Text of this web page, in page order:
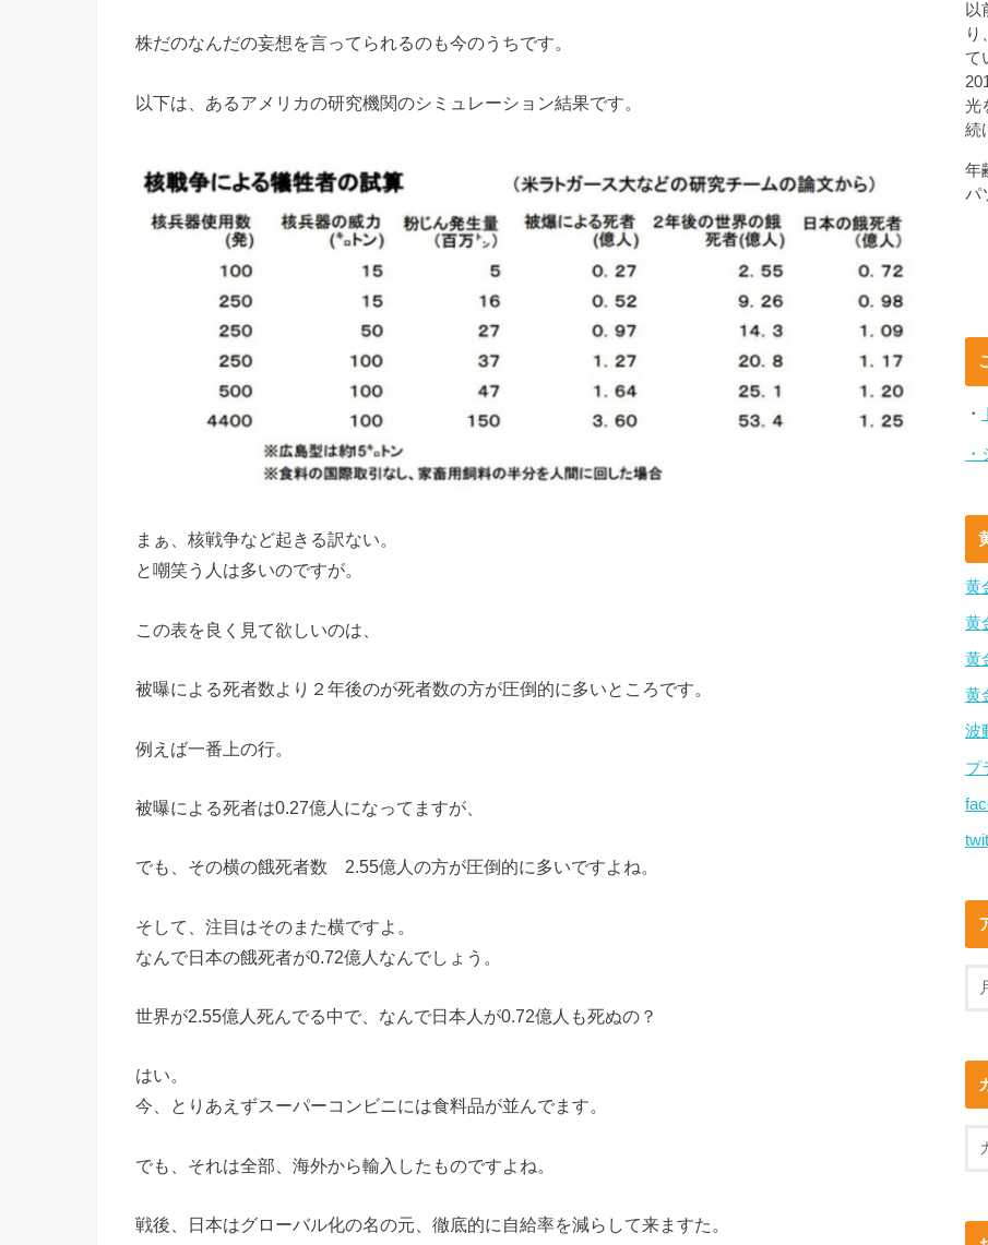
株だのなんだの妄想を言ってられるのも今のうちです。
以下は、あるアメリカの研究機関のシミュレーション結果です。
まぁ、核戦争など起きる訳ない。
と嘲笑う人は多いのですが。
この表を良く見て欲しいのは、
被曝による死者数より２年後のが死者数の方が圧倒的に多いところです。
例えば一番上の行。
被曝による死者は0.27億人になってますが、
でも、その横の餓死者数 2.55億人の方が圧倒的に多いですよね。
そして、注目はそのまた横ですよ。
なんで日本の餓死者が0.72億人なんでしょう。
世界が2.55億人死んでる中で、なんで日本人が0.72億人も死ぬの？
はい。
今、とりあえずスーパーコンビニには食料品が並んでます。
でも、それは全部、海外から輸入したものですよね。
戦後、日本はグローバル化の名の元、徹底的に自給率を減らして来ますた。
以
り
て
光
続
年
パ
・
黄
黄
黄
黄
波
プ